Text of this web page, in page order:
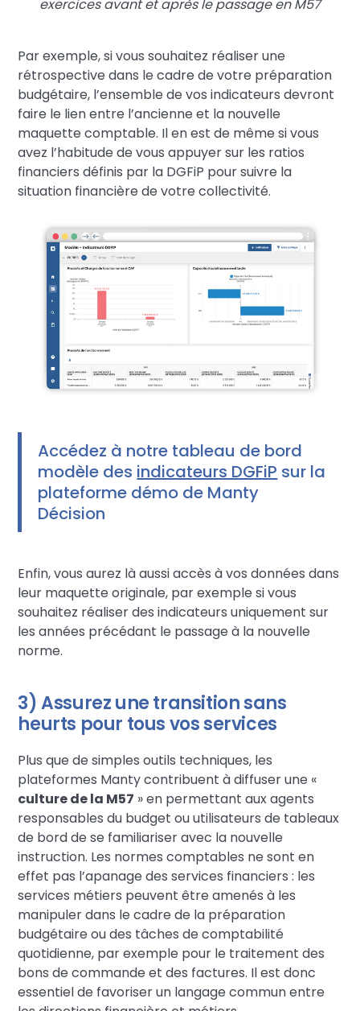
exercices avant et après le passage en M57
Par exemple, si vous souhaitez réaliser une
rétrospective dans le cadre de votre préparation
budgétaire, l’ensemble de vos indicateurs devront
faire le lien entre l’ancienne et la nouvelle
maquette comptable. Il en est de même si vous
avez l’habitude de vous appuyer sur les ratios
financiers définis par la DGFiP pour suivre la
situation financière de votre collectivité.
Accédez à notre tableau de bord
modèle des indicateurs DGFiP sur la
plateforme démo de Manty
Décision
Enfin, vous aurez là aussi accès à vos données dans
leur maquette originale, par exemple si vous
souhaitez réaliser des indicateurs uniquement sur
les années précédant le passage à la nouvelle
norme.
3) Assurez une transition sans
heurts pour tous vos services
Plus que de simples outils techniques, les
plateformes Manty contribuent à diffuser une «
culture de la M57 » en permettant aux agents
responsables du budget ou utilisateurs de tableaux
de bord de se familiariser avec la nouvelle
instruction. Les normes comptables ne sont en
effet pas l’apanage des services financiers : les
services métiers peuvent être amenés à les
manipuler dans le cadre de la préparation
budgétaire ou des tâches de comptabilité
quotidienne, par exemple pour le traitement des
bons de commande et des factures. Il est donc
essentiel de favoriser un langage commun entre